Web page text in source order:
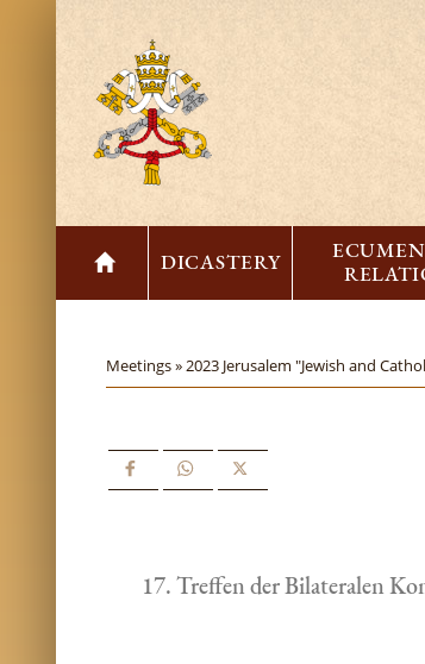
DICASTERY
Meetings »2023 Jerusalem "Jewish and
17. Treffen der Bilateralen